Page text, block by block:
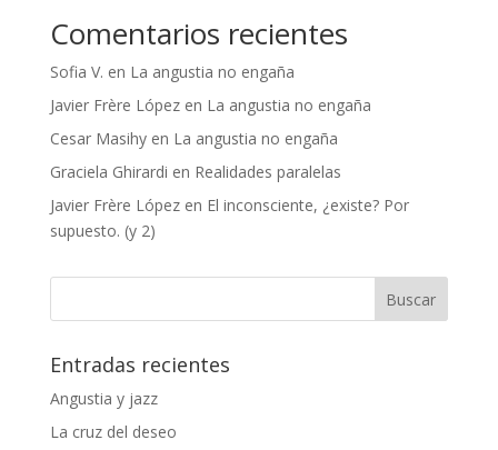
Comentarios recientes
Sofia V. en La angustia no engaña
Javier Frère Lópezen La angustia no engaña
Cesar Masihyen La angustia no engaña
Graciela Ghirardi en Realidades paralelas
Javier Frère Lópezen El inconsciente, ¿existe? Por
supuesto. (y 2)
Entradas recientes
Angustia y jazz
La cruz del deseo